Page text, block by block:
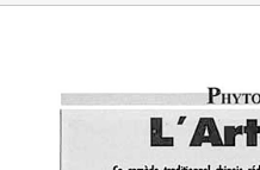
Voir
l'image
agrandie